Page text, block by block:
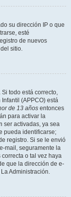
su dirección IP o que
esté
de nuevos
sitio.
todo está correcto,
(APPCO) está
de 13 años entonces
para activar la
ser activadas, ya sea
pueda identificarse;
registro. Si se le envió
mail, seguramente la
o tal vez haya
que la dirección de e-
Administración.